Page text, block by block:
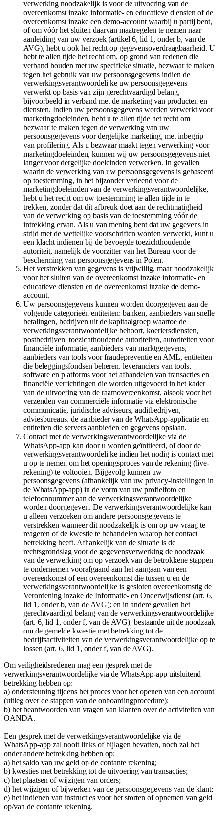
verwerking noodzakelijk is voor de uitvoering van de
overeenkomst inzake informatie- en educatieve diensten of de
overeenkomst inzake een demo-account waarbij u partij bent,
of om vóór het sluiten daarvan maatregelen te nemen naar
aanleiding van uw verzoek (artikel 6, lid 1, onder b, van de
AVG), hebt u ook het recht op gegevensoverdraagbaarheid. U
hebt te allen tijde het recht om, op grond van redenen die
verband houden met uw specifieke situatie, bezwaar te maken
tegen het gebruik van uw persoonsgegevens indien de
verwerkingsverantwoordelijke uw persoonsgegevens
verwerkt op basis van zijn gerechtvaardigd belang,
bijvoorbeeld in verband met de marketing van producten en
diensten. Indien uw persoonsgegevens worden verwerkt voor
marketingdoeleinden, hebt u te allen tijde het recht om
bezwaar te maken tegen de verwerking van uw
persoonsgegevens voor dergelijke marketing, met inbegrip
van profilering. Als u bezwaar maakt tegen verwerking voor
marketingdoeleinden, kunnen wij uw persoonsgegevens niet
langer voor dergelijke doeleinden verwerken. In gevallen
waarin de verwerking van uw persoonsgegevens is gebaseerd
op toestemming, in het bijzonder verleend voor de
marketingdoeleinden van de verwerkingsverantwoordelijke,
hebt u het recht om uw toestemming te allen tijde in te
trekken, zonder dat dit afbreuk doet aan de rechtmatigheid
van de verwerking op basis van de toestemming vóór de
intrekking ervan. Als u van mening bent dat uw gegevens in
strijd met de wettelijke voorschriften worden verwerkt, kunt u
een klacht indienen bij de bevoegde toezichthoudende
autoriteit, namelijk de voorzitter van het Bureau voor de
bescherming van persoonsgegevens in Polen.
Het verstrekken van gegevens is vrijwillig, maar noodzakelijk
voor het sluiten van de overeenkomst inzake informatie- en
educatieve diensten en de overeenkomst inzake de demo-
account.
Uw persoonsgegevens kunnen worden doorgegeven aan de
volgende categorieën entiteiten: banken, aanbieders van snelle
betalingen, bedrijven uit de kapitaalgroep waartoe de
verwerkingsverantwoordelijke behoort, koeriersdiensten,
postbedrijven, toezichthoudende autoriteiten, autoriteiten voor
financiële informatie, aanbieders van marktgegevens,
aanbieders van tools voor fraudepreventie en AML, entiteiten
die beleggingsfondsen beheren, leveranciers van tools,
software en platforms voor het afhandelen van transacties en
financiële verrichtingen die worden uitgevoerd in het kader
van de uitvoering van de raamovereenkomst, alsook voor het
verzenden van commerciële informatie via elektronische
communicatie, juridische adviseurs, auditbedrijven,
adviesbureaus, de aanbieder van de WhatsApp-applicatie en
entiteiten die servers aanbieden en gegevens opslaan.
Contact met de verwerkingsverantwoordelijke via de
WhatsApp-app kan door u worden geïnitieerd, of door de
verwerkingsverantwoordelijke indien het nodig is contact met
u op te nemen om het openingsproces van de rekening (live-
rekening) te voltooien. Bijgevolg kunnen uw
persoonsgegevens (afhankelijk van uw privacy-instellingen in
de WhatsApp-app) in de vorm van uw profielfoto en
telefoonnummer aan de verwerkingsverantwoordelijke
worden doorgegeven. De verwerkingsverantwoordelijke kan
u alleen verzoeken om andere persoonsgegevens te
verstrekken wanneer dit noodzakelijk is om op uw vraag te
reageren of de kwestie te behandelen waarop het contact
betrekking heeft. Afhankelijk van de situatie is de
rechtsgrondslag voor de gegevensverwerking de noodzaak
van de verwerking om op verzoek van de betrokkene stappen
te ondernemen voorafgaand aan het aangaan van een
overeenkomst of een overeenkomst die tussen u en de
verwerkingsverantwoordelijke is gesloten overeenkomstig de
Verordening inzake de Informatie- en Onderwijsdienst (art. 6,
lid 1, onder b, van de AVG); en in andere gevallen het
gerechtvaardigd belang van de verwerkingsverantwoordelijke
(art. 6, lid 1, onder f, van de AVG), bestaande uit de noodzaak
om de gemelde kwestie met betrekking tot de
bedrijfsactiviteiten van de verwerkingsverantwoordelijke op te
lossen (art. 6, lid 1, onder f, van de AVG).
Om veiligheidsredenen mag een gesprek met de
verwerkingsverantwoordelijke via de WhatsApp-app uitsluitend
betrekking hebben op:
a) ondersteuning tijdens het proces voor het openen van een account
(uitleg over de stappen van de onboardingprocedure);
b) het beantwoorden van vragen van klanten over de activiteiten van
OANDA.
Een gesprek met de verwerkingsverantwoordelijke via de
WhatsApp-app zal nooit links of bijlagen bevatten, noch zal het
onder andere betrekking hebben op:
a) het saldo van uw geld op de contante rekening;
b) kwesties met betrekking tot de uitvoering van transacties;
c) het plaatsen of wijzigen van orders;
d) het wijzigen of bijwerken van de persoonsgegevens van de klant;
e) het indienen van instructies voor het storten of opnemen van geld
op/van de contante rekening.